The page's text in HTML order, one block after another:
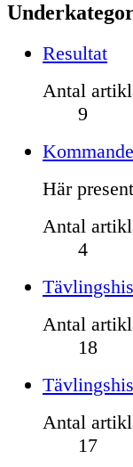
Resultat
Antal
9
Här
Antal
4
Antal
18
Antal
17